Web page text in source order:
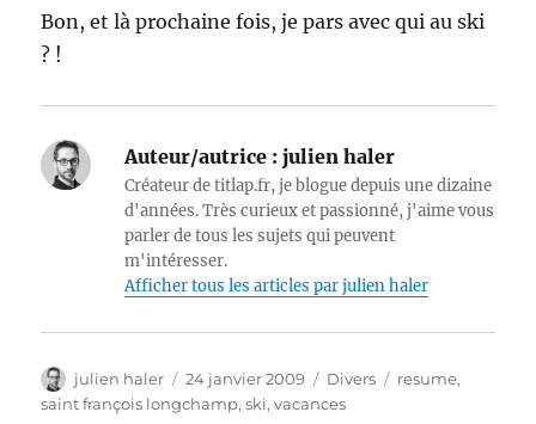
Bon, et là prochaine fois, je pars avec qui au ski
? !
Auteur/autrice : julien haler
Créateur de titlap.fr, je blogue depuis une dizaine
d'années. Très curieux et passionné, j'aime vous
parler de tous les sujets qui peuvent
m'intéresser.
Afficher tous les articles par julien haler
Auteur
julien haler
Publié
le
24 janvier 2009 Catégories
Divers Étiquettes
resume,
saint françois longchamp,ski,vacances